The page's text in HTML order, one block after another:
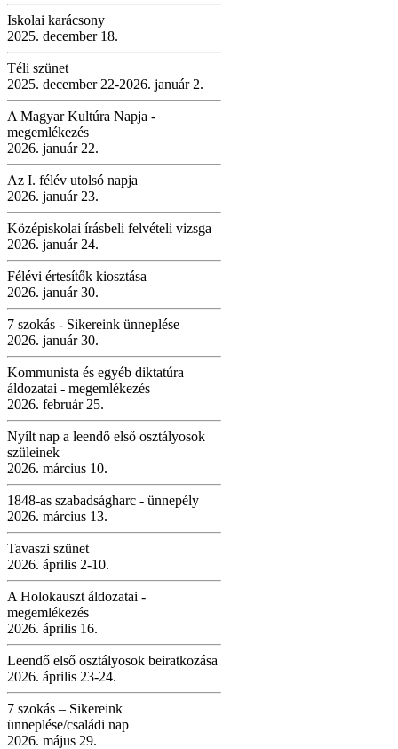
Iskolai karácsony
2025. december 18.
Téli szünet
2025. december 22-2026. január 2.
A Magyar Kultúra Napja -
megemlékezés
2026. január 22.
Az I. félév utolsó napja
2026. január 23.
Középiskolai írásbeli felvételi vizsga
2026. január 24.
Félévi értesítők kiosztása
2026. január 30.
7 szokás - Sikereink ünneplése
2026. január 30.
Kommunista és egyéb diktatúra
áldozatai - megemlékezés
2026. február 25.
Nyílt nap a leendő első osztályosok
szüleinek
2026. március 10.
1848-as szabadságharc - ünnepély
2026. március 13.
Tavaszi szünet
2026. április 2-10.
A Holokauszt áldozatai -
megemlékezés
2026. április 16.
Leendő első osztályosok beiratkozása
2026. április 23-24.
7 szokás – Sikereink
ünneplése/családi nap
2026. május 29.